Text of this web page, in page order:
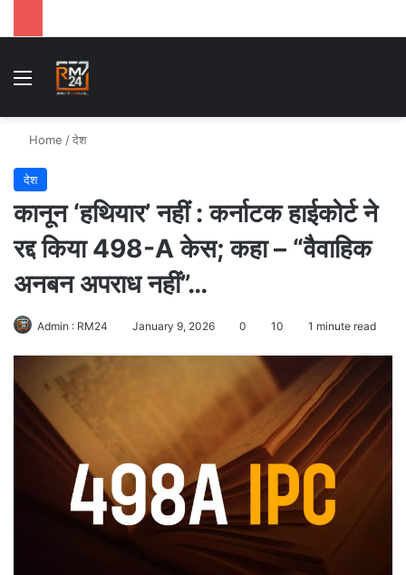
Menu
Home /देश
देश
कानून ‘हथियार’ नहीं : कर्नाटक हाईकोर्ट ने
रद्द किया 498-A केस; कहा – “वैवाहिक
अनबन अपराध नहीं”…
Admin : RM24 January 9, 2026 0 10 1 minute read